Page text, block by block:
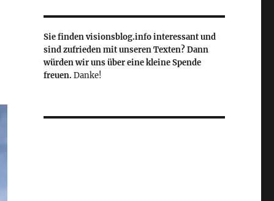
Sie finden visionsblog.info interessant und
sind zufrieden mit unseren Texten? Dann
würden wir uns über eine kleine Spende
freuen. Danke!